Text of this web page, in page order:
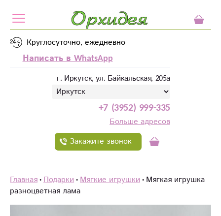
Круглосуточно, ежедневно
Написать в WhatsApp
г. Иркутск, ул. Байкальская, 205а
+7 (3952) 999-335
Больше адресов
Закажите звонок
Главная Подарки Мягкие игрушки Мягкая игрушка
разноцветная лама